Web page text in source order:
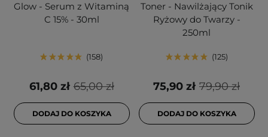
Glow - Serum z Witaminą
C 15% - 30ml
158
65,00 zł
61,80 zł
DODAJ DO KOSZYKA
Toner - Nawilżający Tonik
Ryżowy do Twarzy -
250ml
125
79,90 zł
75,90 zł
DODAJ DO KOSZYKA